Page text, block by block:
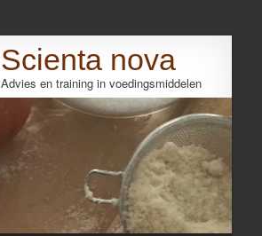
Scienta nova
Advies en training in voedingsmiddelen
Search